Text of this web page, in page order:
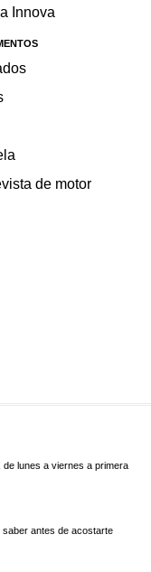
Innova
de motor
lunes a viernes a primera
antes de acostarte